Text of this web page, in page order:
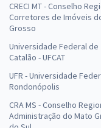
CRECI MT - Conselho
Corretores de Imóveis
Grosso
Universidade Federal de
Catalão - UFCAT
UFR - Universidade
Rondonópolis
CRA MS - Conselho
Administração do Mato